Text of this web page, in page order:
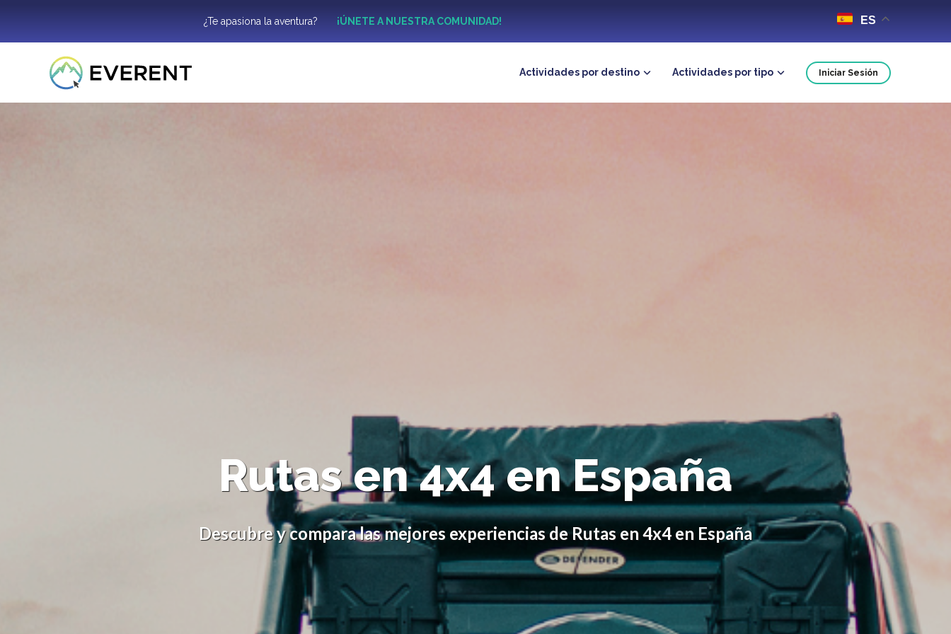
¿Te apasiona la aventura? ¡ÚNETE A NUESTRA COMUNIDAD! ES
Actividades por destino Actividades por tipo Iniciar Sesión
Rutas en 4x4 en España
Descubre y compara las mejores experiencias de Rutas en 4x4 en España